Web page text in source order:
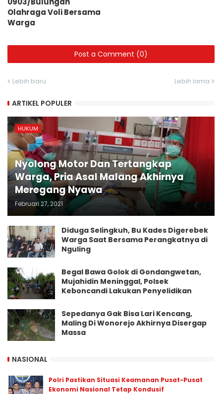
Olahraga Voli Bersama
Warga
Post a Comment (0)
Lebih baru Lebih lama
ARTIKEL POPULER
HUKUM
Nyolong Motor Dan Tertangkap
Warga, Pria Asal Malang Akhirnya
Meregang Nyawa
Februari 27, 2021
Diduga Selingkuh, Bu Kades Digerebek
Warga Saat Bersama Perangkatnya di
Nguling
Begal Bawa Golok di Gondangwetan,
Mujahidin Meninggal, Polsek
Keboncandi Lakukan Penyelidikan
Sepedanya Gak Bisa Lari Kencang,
Maling Di Wonorejo Akhirnya Disergap
Massa
NASIONAL
Polri Pastikan Situasi Keamanan Pusat-Pusat
Ekonomi Nasional Tetap Kondusif